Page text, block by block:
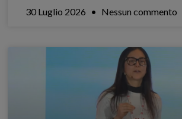
30 Luglio 2026 Nessun commento